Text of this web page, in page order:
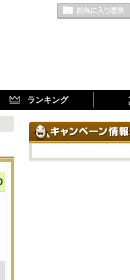
ランキング